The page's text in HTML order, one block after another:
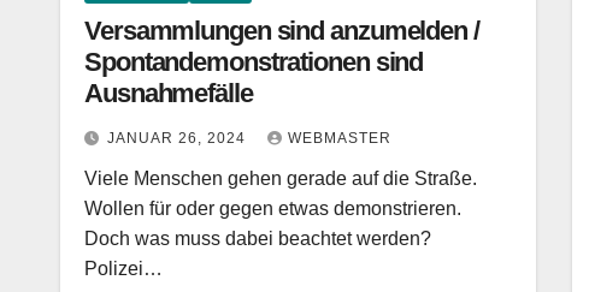
Versammlungen sind anzumelden /
Spontandemonstrationen sind
Ausnahmefälle
JANUAR 26, 2024 WEBMASTER
Viele Menschen gehen gerade auf die Straße.
Wollen für oder gegen etwas demonstrieren.
Doch was muss dabei beachtet werden?
Polizei…